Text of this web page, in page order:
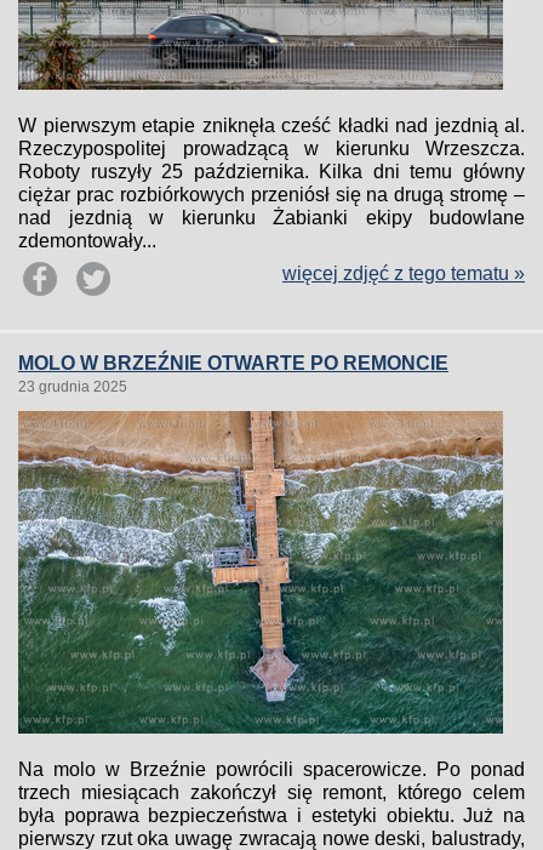
W pierwszym etapie zniknęła cześć kładki nad jezdnią al.
Rzeczypospolitej prowadzącą w kierunku Wrzeszcza.
Roboty ruszyły 25 października. Kilka dni temu główny
ciężar prac rozbiórkowych przeniósł się na drugą stromę –
nad jezdnią w kierunku Żabianki ekipy budowlane
zdemontowały...
więcej zdjęć z tego tematu »
MOLO W BRZEŹNIE OTWARTE PO REMONCIE
23 grudnia 2025
Na molo w Brzeźnie powrócili spacerowicze. Po ponad
trzech miesiącach zakończył się remont, którego celem
była poprawa bezpieczeństwa i estetyki obiektu. Już na
pierwszy rzut oka uwagę zwracają nowe deski, balustrady,